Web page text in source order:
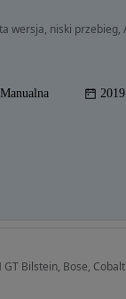
Manualna 2019
GT Bilstein, Bose, Cobalt